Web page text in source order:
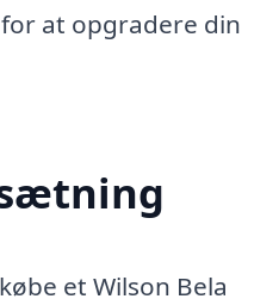
at opgradere din
et Wilson Bela